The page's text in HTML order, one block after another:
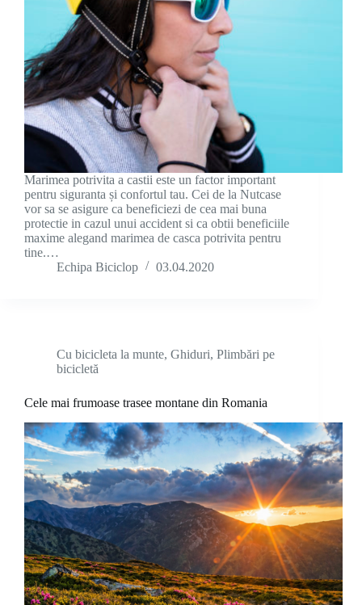
Marimea potrivita a castii este un factor important
pentru siguranta și confortul tau. Cei de la Nutcase
vor sa se asigure ca beneficiezi de cea mai buna
protectie in cazul unui accident si ca obtii beneficiile
maxime alegand marimea de casca potrivita pentru
tine.…
Echipa Biciclop
03.04.2020
Cu bicicleta la munte, Ghiduri, Plimbări pe
bicicletă
Cele mai frumoase trasee montane din Romania